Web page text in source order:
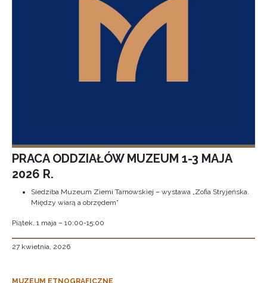
PRACA ODDZIAŁÓW MUZEUM 1-3 MAJA
2026 R.
Siedziba Muzeum Ziemi Tarnowskiej – wystawa „Zofia Stryjeńska.
Między wiarą a obrzędem”
Piątek, 1 maja – 10:00-15:00
27 kwietnia, 2026
MUZEUM ETNOGRAFICZNE